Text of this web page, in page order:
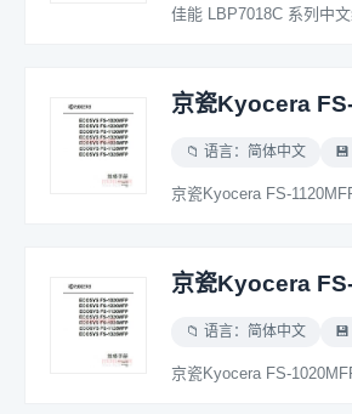
京瓷Kyocera
📁 语言：简体中文
京瓷Kyocera FS-
京瓷Kyocera
📁 语言：简体中文
京瓷Kyocera FS-